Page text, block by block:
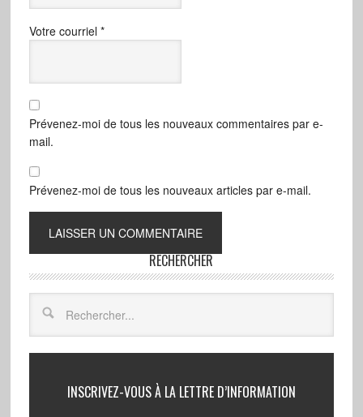
Votre courriel *
Prévenez-moi de tous les nouveaux commentaires par e-
mail.
Prévenez-moi de tous les nouveaux articles par e-mail.
RECHERCHER
INSCRIVEZ-VOUS À LA LETTRE D’INFORMATION